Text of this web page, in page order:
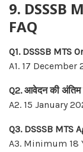
9. DSSSB
FAQ
Q1. DSSSB MTS
A1. 17 December
Q2. आवेदन की अंतिम
A2. 15 January
Q3. DSSSB MTS
A3. Minimum 18